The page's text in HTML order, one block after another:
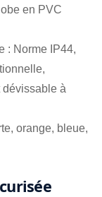
en PVC
: Norme IP44,
à
orange, bleue,